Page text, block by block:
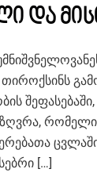
და
რომელიც
[…]